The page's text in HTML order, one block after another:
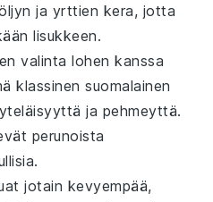
ja yrttien kera, jotta
lisukkeen.
valinta lohen kanssa
klassinen suomalainen
ja pehmeyttä.
perunoista
jotain kevyempää,